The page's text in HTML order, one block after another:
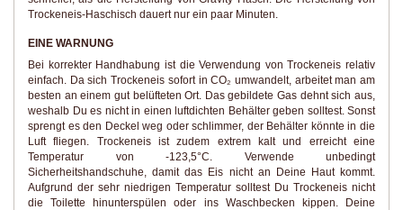
Trockeneis-Haschisch dauert nur ein paar Minuten.
EINE WARNUNG
Bei korrekter Handhabung ist die Verwendung von Trockeneis relativ
einfach. Da sich Trockeneis sofort in CO₂ umwandelt, arbeitet man am
besten an einem gut belüfteten Ort. Das gebildete Gas dehnt sich aus,
weshalb Du es nicht in einen luftdichten Behälter geben solltest. Sonst
sprengt es den Deckel weg oder schlimmer, der Behälter könnte in die
Luft fliegen. Trockeneis ist zudem extrem kalt und erreicht eine
Temperatur von -123,5°C. Verwende unbedingt
Sicherheitshandschuhe, damit das Eis nicht an Deine Haut kommt.
Aufgrund der sehr niedrigen Temperatur solltest Du Trockeneis nicht
die Toilette hinunterspülen oder ins Waschbecken kippen. Deine